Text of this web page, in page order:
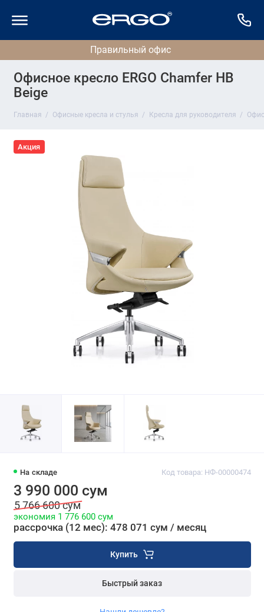
Офисное кресло ERGO Chamfer HB
Beige
Главная Офисные кресла и стулья Кресла для руководителя
Акция
На складе Код товара: НФ-00000474
3 990 000 сум
5 766 600 сум
экономия 1 776 600 сум
рассрочка (12 мес): 478 071 сум / месяц
Купить
Быстрый заказ